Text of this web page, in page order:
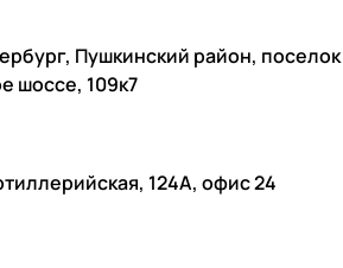
Пушкинский район, поселок
шоссе, 109к7
124А, офис 24